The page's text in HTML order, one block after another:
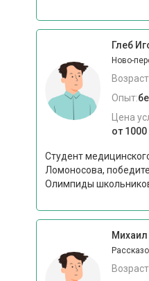
Глеб
Ново-
Опыт:
Цена
от
Студент
Ломоносова,
Олимпиды